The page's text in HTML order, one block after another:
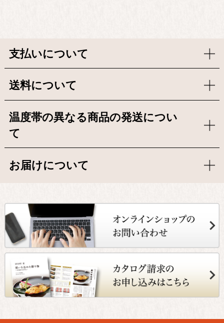
支払いについて
送料について
温度帯の異なる商品の発送につい
て
お届けについて